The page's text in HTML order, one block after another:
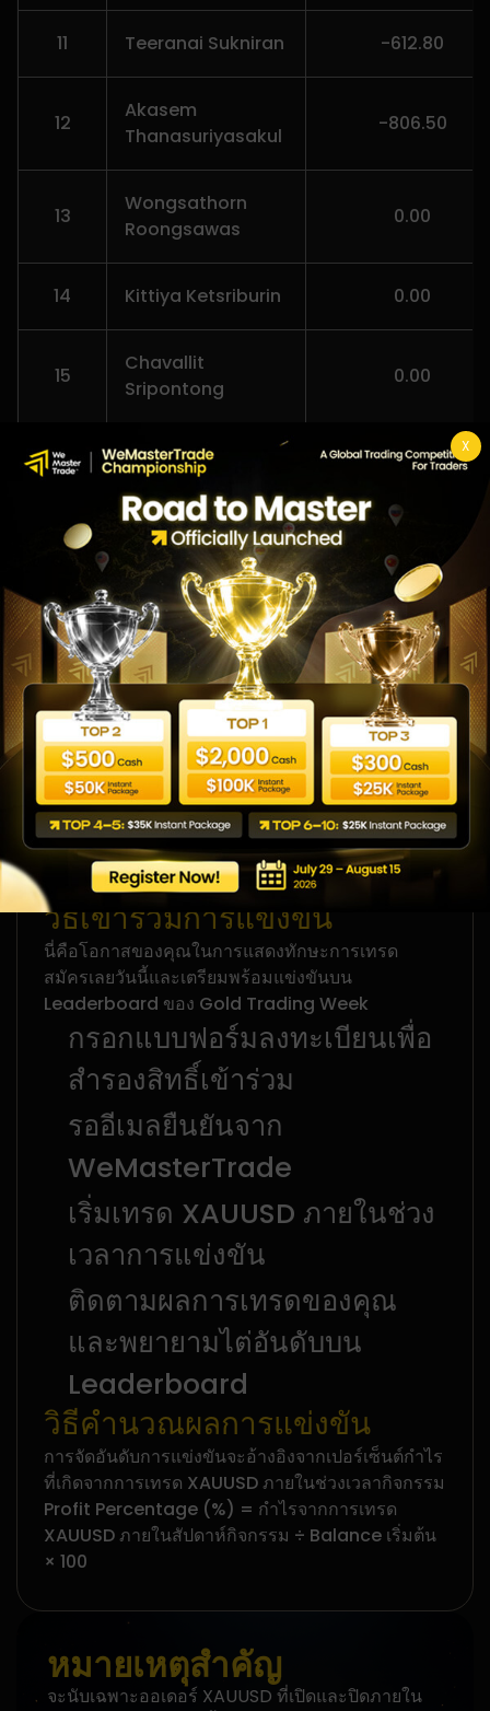
X
11 Teeranai Sukniran -612.80
12
Akasem
Thanasuriyasakul
-806.50
13
Wongsathorn
Roongsawas
0.00
14 Kittiya Ketsriburin 0.00
15
Chavallit
Sripontong
0.00
16 Buncha Jankaew 0.00
17
Chakorn
Santhakorn
18
Thanadet
Tangsuwanmetha
0.00
19
Puwadej
Chanprom
0.00
20
Kookiat
Koowanichkul
0.00
วิธีเข้าร่วมการแข่งขัน
นี่คือโอกาสของคุณในการแสดงทักษะการเทรด
สมัครเลยวันนี้และเตรียมพร้อมแข่งขันบน
Leaderboard ของ Gold Trading Week
กรอกแบบฟอร์มลงทะเบียนเพื่อ
สำรองสิทธิ์เข้าร่วม
รออีเมลยืนยันจาก
WeMasterTrade
เริ่มเทรด XAUUSD ภายในช่วง
เวลาการแข่งขัน
ติดตามผลการเทรดของคุณ
และพยายามไต่อันดับบน
Leaderboard
วิธีคำนวณผลการแข่งขัน
การจัดอันดับการแข่งขันจะอ้างอิงจากเปอร์เซ็นต์กำไร
ที่เกิดจากการเทรด XAUUSD ภายในช่วงเวลากิจกรรม
Profit Percentage (%) = กำไรจากการเทรด
XAUUSD ภายในสัปดาห์กิจกรรม ÷ Balance เริ่มต้น
× 100
หมายเหตุสำคัญ
จะนับเฉพาะออเดอร์ XAUUSD ที่เปิดและปิดภายใน